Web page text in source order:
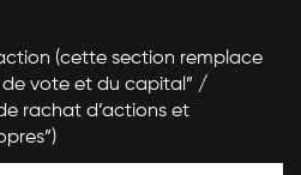
(cette section remplace
vote et du capital” /
rachat d’actions et